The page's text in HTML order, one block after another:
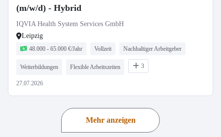
(m/w/d) - Hybrid
IQVIA Health System Services GmbH
Leipzig
48.000 - 65.000 €/Jahr Vollzeit Nachhaltiger Arbeitgeber
Weiterbildungen Flexible Arbeitszeiten 3
27.07.2026
Mehr anzeigen